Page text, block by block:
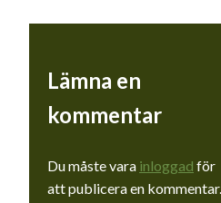
Lämna en
kommentar
Du måste vara inloggad för
att publicera en kommentar.